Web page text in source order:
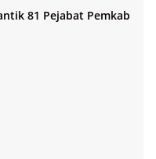
81 Pejabat Pemkab